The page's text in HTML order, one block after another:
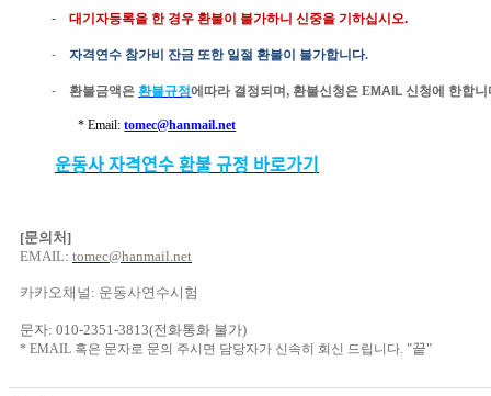
- 대기자등록을 한 경우 환불이 불가하니 신중을 기하십시오.
- 자격연수 참가비 잔금 또한 일절 환불이 불가합니다.
- 환불금액은환불규정에따라 결정되며, 환불신청은EMAIL 신청에 한합니
* Email:tomec@hanmail.net
운동사 자격연수 환불 규정 바로가기
[문의처]
EMAIL: tomec@hanmail.net
카카오채널 : 운동사연수시험
문자: 010-2351-3813(전화통화 불가)
* EMAIL 혹은 문자로 문의 주시면 담당자가 신속히 회신 드립니다 "끝"